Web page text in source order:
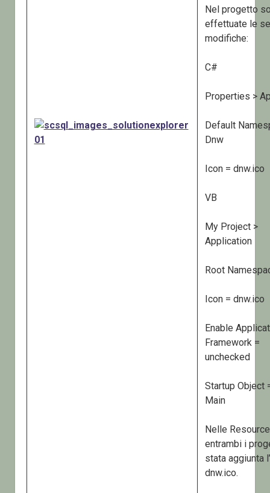
Nel progetto
effettuate le
modifiche:
C#
Properties >
Default
Dnw
Icon = dnw.ico
VB
My Project >
Application
Root
Icon = dnw.ico
Enable
Framework =
unchecked
Startup Object
Main
Nelle
entrambi i
stata aggiunta
dnw.ico.